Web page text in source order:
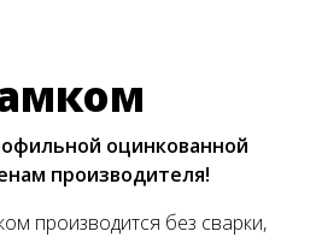
оцинкованной
производителя!
производится без сварки,